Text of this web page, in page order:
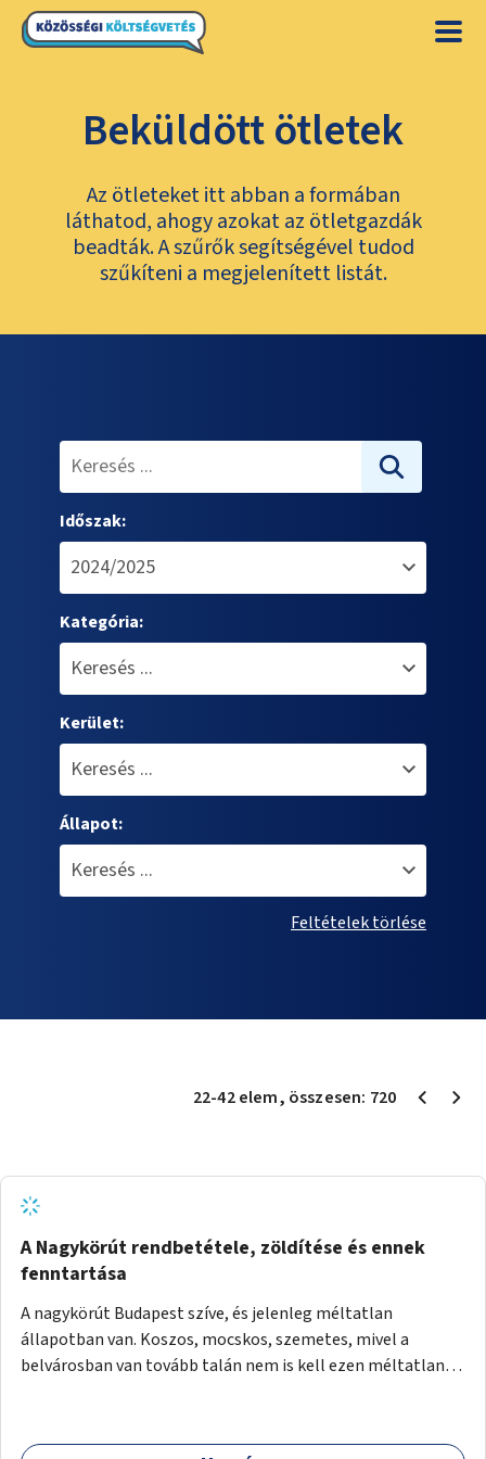
Beküldött ötletek
Az ötleteket itt abban a formában
láthatod, ahogy azokat az ötletgazdák
beadták. A szűrők segítségével tudod
szűkíteni a megjelenített listát.
Időszak:
Kategória:
Kerület:
Állapot:
Feltételek törlése
22-42elem, összesen: 720
A Nagykörút rendbetétele, zöldítése és ennek
fenntartása
A nagykörút Budapest szíve, és jelenleg méltatlan
állapotban van. Koszos, mocskos, szemetes, mivel a
belvárosban van tovább talán nem is kell ezen méltatlan,
tisztán tartásával, és nagy szükség lenne megfelelő